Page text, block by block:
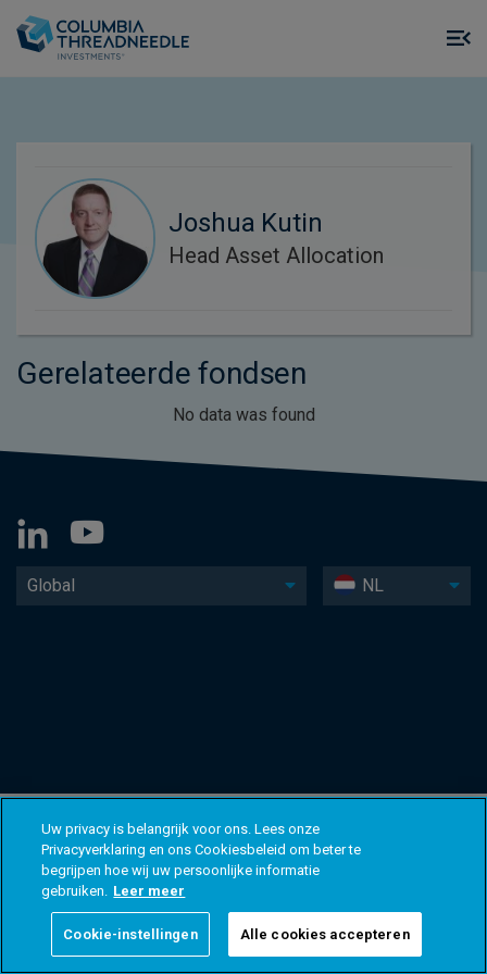
Joshua Kutin
Head Asset Allocation
Gerelateerde fondsen
No data was found
Global NL
Uw privacy is belangrijk voor ons. Lees onze
Privacyverklaring en ons Cookiesbeleid om beter te
begrijpen hoe wij uw persoonlijke informatie
gebruiken. Leer meer
Cookie-instellingen Alle cookies accepteren